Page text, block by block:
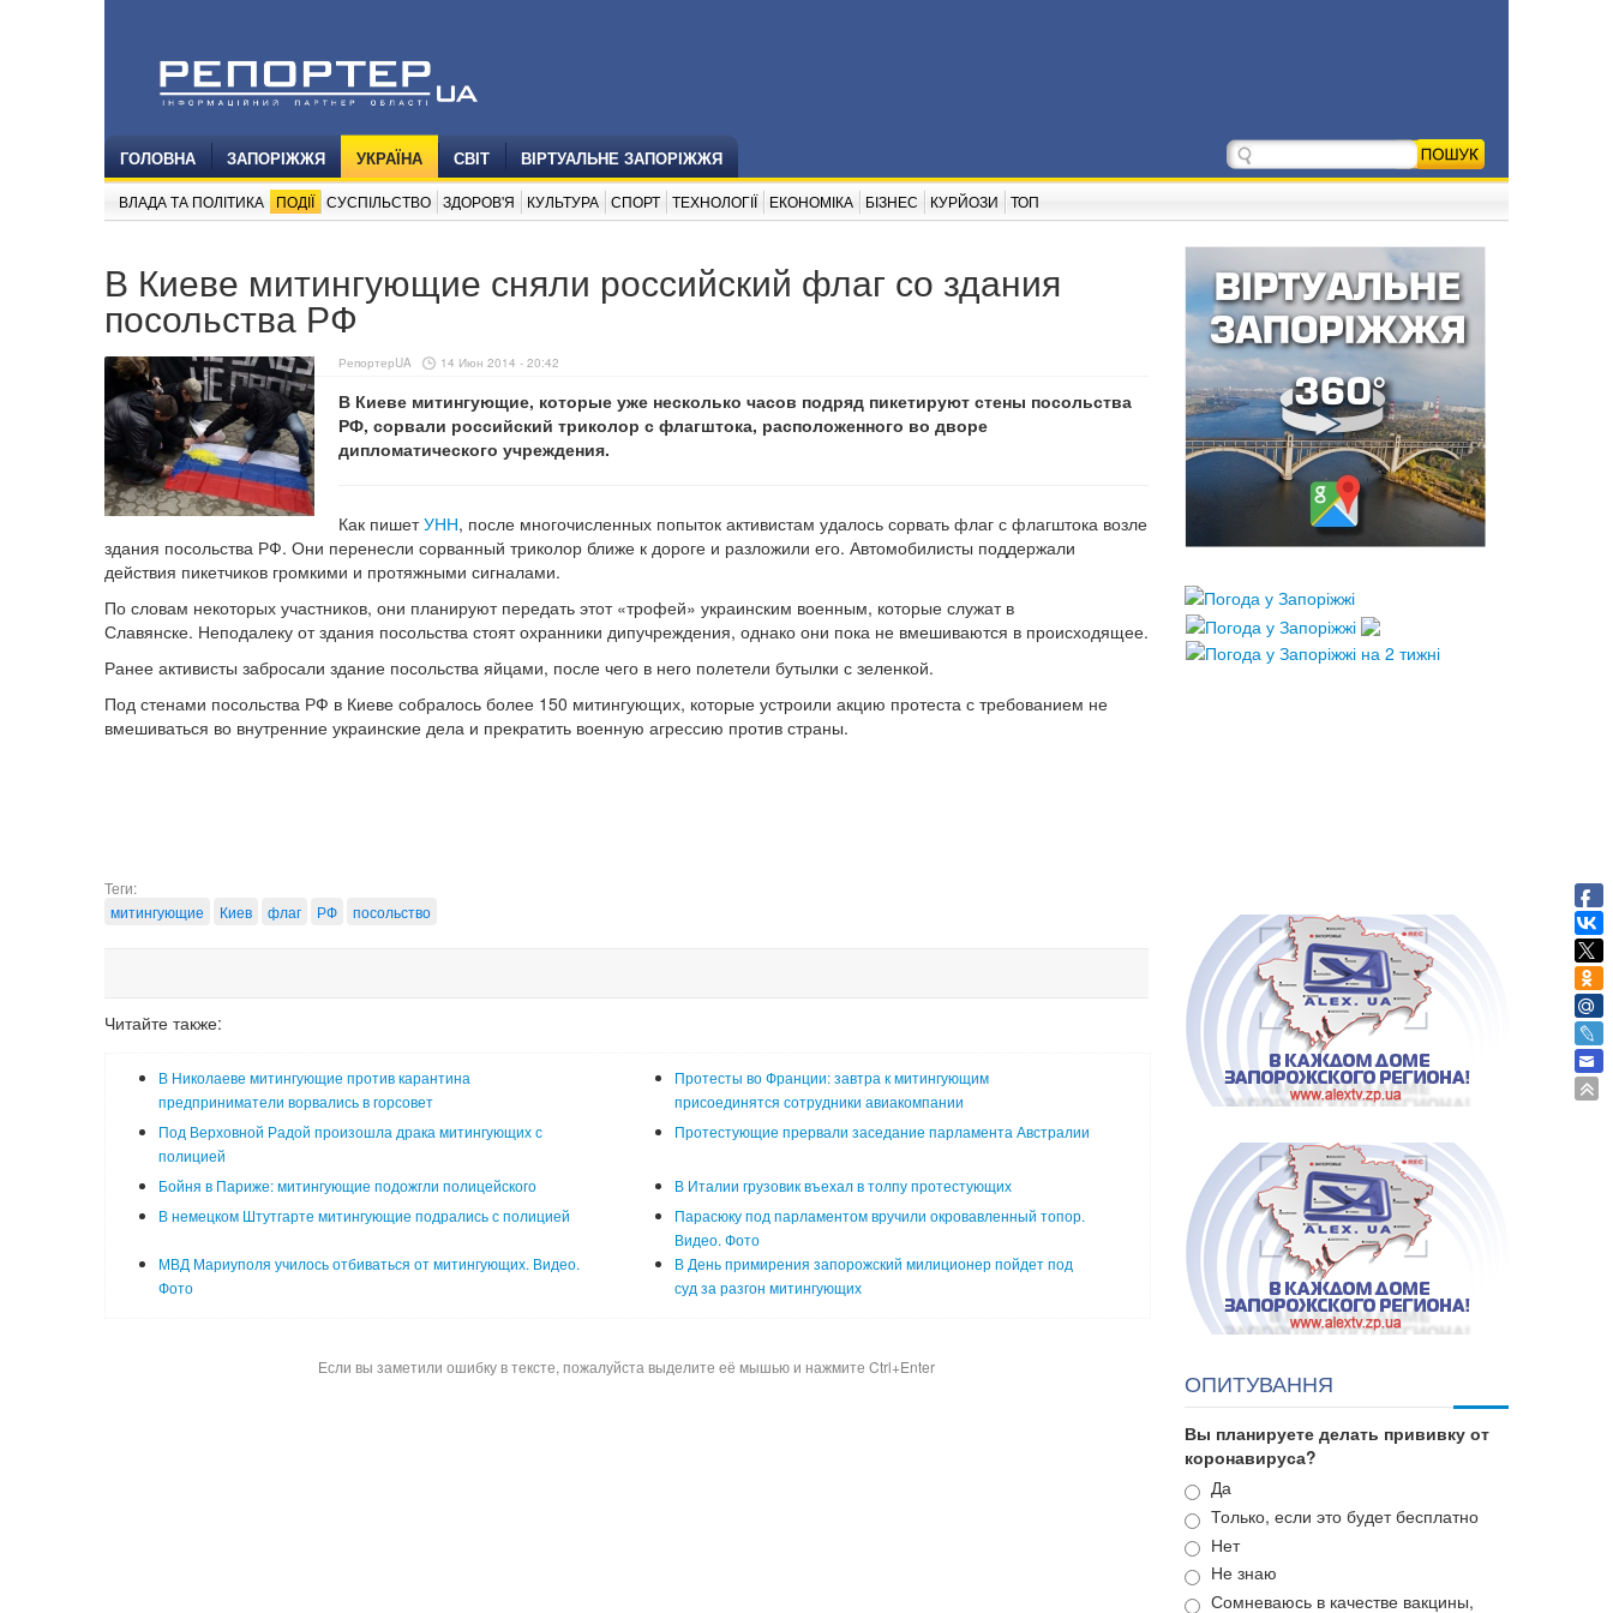
ГОЛОВНА ЗАПОРІЖЖЯ УКРАЇНА СВІТ ВІРТУАЛЬНЕ ЗАПОРІЖЖЯ
ВЛАДА ТА ПОЛІТИКА ПОДІЇ СУСПІЛЬСТВО ЗДОРОВ'Я КУЛЬТУРА СПОРТ ТЕХНОЛОГІЇ ЕКОНОМІКА БІЗНЕС КУРЙОЗИ ТОП
В Киеве митингующие сняли российский флаг со здания
посольства РФ
РепортерUA 14 Июн 2014 - 20:42
В Киеве митингующие, которые уже несколько часов подряд пикетируют стены посольства
РФ, сорвали российский триколор с флагштока, расположенного во дворе
дипломатического учреждения.
Как пишетУНН, после многочисленных попыток активистам удалось сорвать флаг с флагштока возле
здания посольства РФ. Они перенесли сорванный триколор ближе к дороге и разложили его. Автомобилисты поддержали
действия пикетчиков громкими и протяжными сигналами.
По словам некоторых участников, они планируют передать этот «трофей» украинским военным, которые служат в
Славянске. Неподалеку от здания посольства стоят охранники дипучреждения, однако они пока не вмешиваются в происходящее.
Ранее активисты забросали здание посольства яйцами, после чего в него полетели бутылки с зеленкой.
Под стенами посольства РФ в Киеве собралось более 150 митингующих, которые устроили акцию протеста с требованием не
вмешиваться во внутренние украинские дела и прекратить военную агрессию против страны.
Теги:
митингующие
Киев флаг РФ посольство
Читайте также:
В Николаеве митингующие против карантина
предприниматели ворвались в горсовет
Протесты во Франции: завтра к митингующим
присоединятся сотрудники авиакомпании
Под Верховной Радой произошла драка митингующих с
полицией
Протестующие прервали заседание парламента Австралии
Бойня в Париже: митингующие подожгли полицейского
В Италии грузовик въехал в толпу протестующих
В немецком Штутгарте митингующие подрались с полицией
Парасюку под парламентом вручили окровавленный топор.
Видео. Фото
МВД Мариуполя училось отбиваться от митингующих. Видео.
Фото
В День примирения запорожский милиционер пойдет под
суд за разгон митингующих
Если вы заметили ошибку в тексте, пожалуйста выделите её мышью и нажмите Ctrl+Enter
ОПИТУВАННЯ
Вы планируете делать прививку от
коронавируса?
Варианты
Да
Только, если это будет бесплатно
Нет
Не знаю
Сомневаюсь в качестве вакцины,